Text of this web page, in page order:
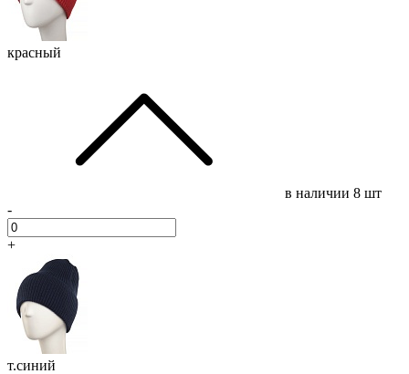
красный
в наличии 8 шт
-
+
т.синий